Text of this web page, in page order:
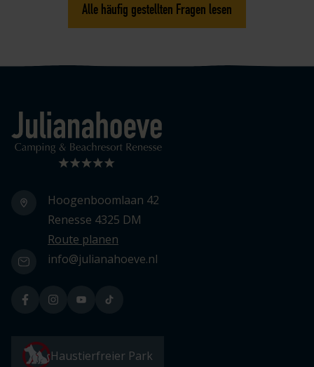
Alle häufig gestellten Fragen lesen
Logo Julianahoeve
Hoogenboomlaan 42
Renesse 4325 DM
Route planen
info@julianahoeve.nl
Haustierfreier Park